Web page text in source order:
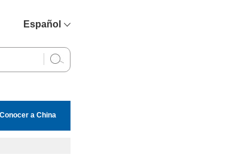
Español
English
Conocer a China